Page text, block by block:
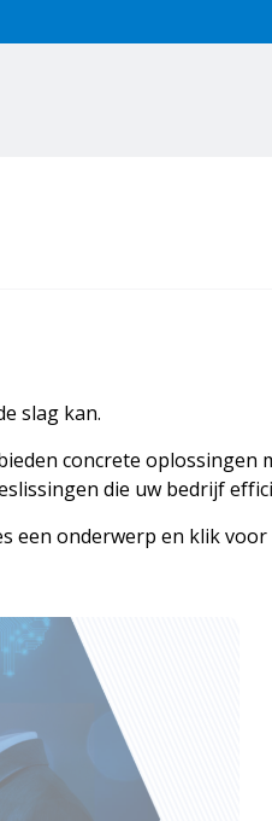
slag kan.
concrete oplossingen
die uw bedrijf
een onderwerp en klik voor